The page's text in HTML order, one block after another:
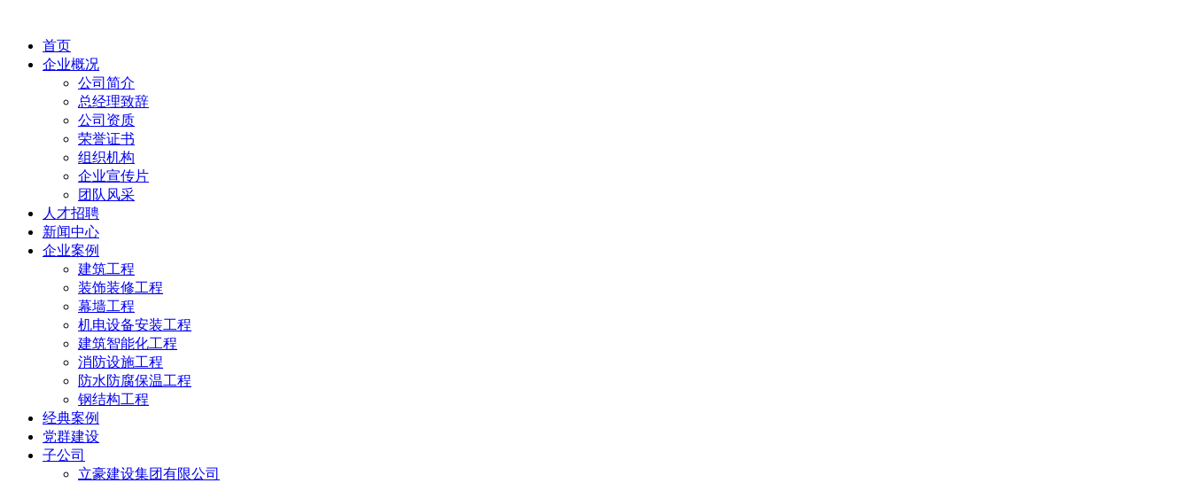
首页
企业概况
公司简介
总经理致辞
公司资质
荣誉证书
组织机构
企业宣传片
团队风采
人才招聘
新闻中心
企业案例
建筑工程
装饰装修工程
幕墙工程
机电设备安装工程
建筑智能化工程
消防设施工程
防水防腐保温工程
钢结构工程
经典案例
党群建设
子公司
立豪建设集团有限公司